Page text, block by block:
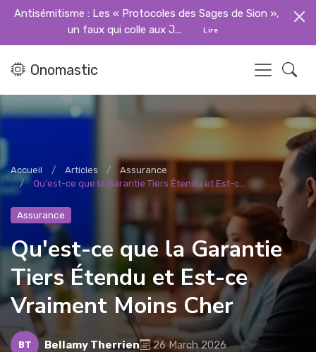
Antisémitisme : Les « Protocoles des Sages de Sion »,
un faux qui colle aux J...
Lire
Onomastic
Accueil Articles
Assurance
Qu'est-ce que la Garantie Tiers Étendu et Est-c...
Assurance
Qu'est-ce que la Garantie
Tiers Étendu et Est-ce
Vraiment Moins Cher
BT Bellamy Therrien
26 March 2026